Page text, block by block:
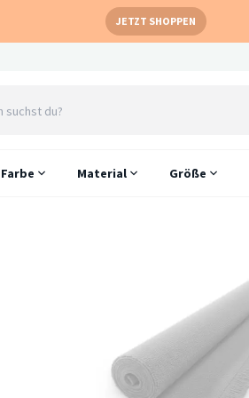
JETZT SHOPPEN
Farbe Material Größe